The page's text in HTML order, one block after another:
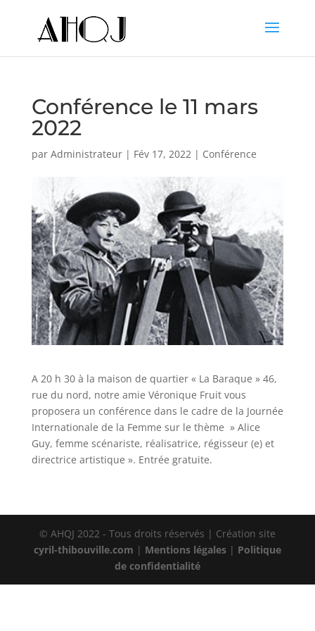
Conférence le 11 mars
2022
par Administrateur| Fév 17, 2022| Conférence
A 20 h 30 à la maison de quartier « La Baraque » 46,
rue du nord, notre amie Véronique Fruit vous
proposera un conférence dans le cadre de la Journée
Internationale de la Femme sur le thème » Alice
Guy, femme scénariste, réalisatrice, régisseur (e) et
directrice artistique ». Entrée gratuite.
© AHQJ 2022 - Tous droits réservés | Création site
cyril-thibouville.com | Mentions légales| Politique
de confidentialité